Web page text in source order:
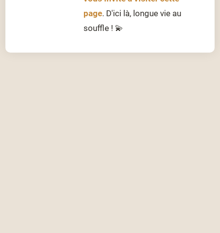
page. D'ici là, longue vie au
souffle ! 💫